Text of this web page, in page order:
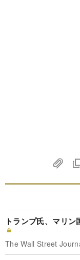
トランプ氏、マリ
The Wall Street